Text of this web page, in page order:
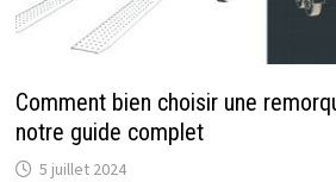
Comment bien choisir une
notre guide complet
5 juillet 2024